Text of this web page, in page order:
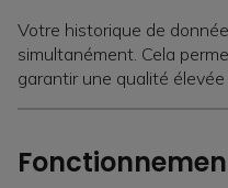
Votre historique de
simultanément. Cela
garantir une qualité